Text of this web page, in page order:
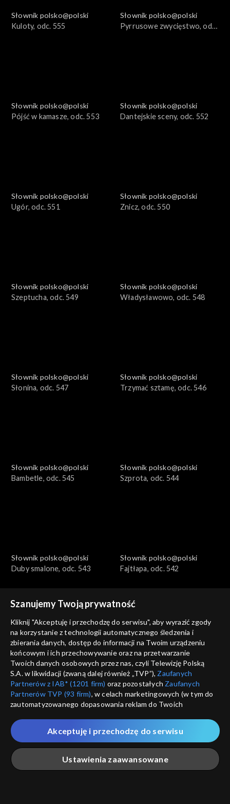
Słownik polsko@polski
Kuloty, odc. 555
Słownik polsko@polski
Pyrrusowe zwycięstwo, odc.
Słownik polsko@polski
Pójść w kamasze, odc. 553
Słownik polsko@polski
Dantejskie sceny, odc. 552
Słownik polsko@polski
Ugór, odc. 551
Słownik polsko@polski
Znicz, odc. 550
Słownik polsko@polski
Szeptucha, odc. 549
Słownik polsko@polski
Władysławowo, odc. 548
Słownik polsko@polski
Słonina, odc. 547
Słownik polsko@polski
Trzymać sztamę, odc. 546
Słownik polsko@polski
Bambetle, odc. 545
Słownik polsko@polski
Szprota, odc. 544
Słownik polsko@polski
Duby smalone, odc. 543
Słownik polsko@polski
Fajtłapa, odc. 542
Słownik polsko@polski
Miodków dwóch, odc. 541
Słownik polsko@polski
Kacik, kącik, odc. 540
Słownik polsko@polski
Fanpage, odc. 539
Słownik polsko@polski
Guru, odc. 538
Szanujemy Twoją prywatność
Kliknij "Akceptuję i przechodzę do serwisu", aby wyrazić zgody
na korzystanie z technologii automatycznego śledzenia i
zbierania danych, dostęp do informacji na Twoim urządzeniu
końcowym i ich przechowywanie oraz na przetwarzanie
Twoich danych osobowych przez nas, czyli Telewizję Polską
S.A. w likwidacji (zwaną dalej również „TVP”), Zaufanych
Partnerów z IAB* (1201 firm) oraz pozostałych Zaufanych
Partnerów TVP (93 firm), w celach marketingowych (w tym do
zautomatyzowanego dopasowania reklam do Twoich
które wskazujemy poniżej, a także zgody na udostępnianie
przez nas identyfikatora PPID do Google.
Twoje dane osobowe zbierane podczas odwiedzania przez
Ciebie naszych
poszczególnych serwisówzwanych dalej
„Portalem”, w tym informacje zapisywane za pomocą
Ustawienia zaawansowane
Akceptuję i przechodzę do serwisu